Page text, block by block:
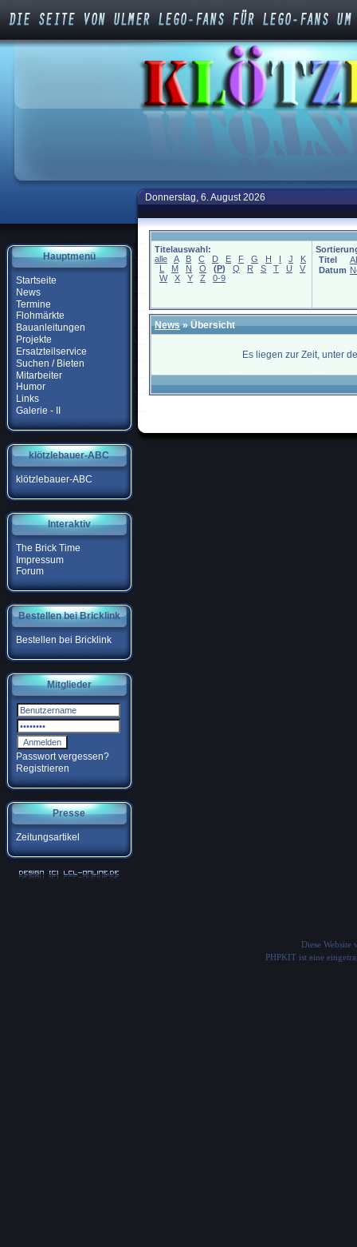
Hauptmenü
Startseite
News
Termine
Flohmärkte
Bauanleitungen
Projekte
Ersatzteilservice
Suchen / Bieten
Mitarbeiter
Humor
Links
Galerie - II
klötzlebauer-ABC
klötzlebauer-ABC
Interaktiv
The Brick Time
Impressum
Forum
Bestellen bei Bricklink
Bestellen bei Bricklink
Mitglieder
Passwort vergessen?
Registrieren
Presse
Zeitungsartikel
Donnerstag, 6. August 2026
Titelauswahl:
alle
A B C D E F G H I J
K
L
M N O (P) Q R S T U
V
W
X Y Z 0-9
Titel
Datum
News» Übersicht
Es liegen zur Zeit, unter
Diese Website
PHPKIT ist eine